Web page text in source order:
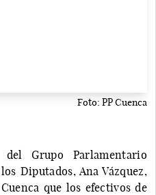
Foto: PP Cuenca
Grupo Parlamentario
Diputados, Ana Vázquez,
que los efectivos de